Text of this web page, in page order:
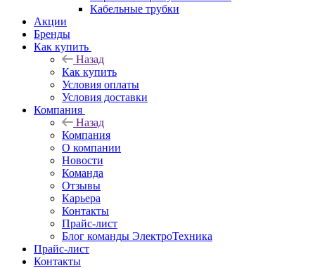
Кабельные трубки
Акции
Бренды
Как купить
Назад
Как купить
Условия оплаты
Условия доставки
Компания
Назад
Компания
О компании
Новости
Команда
Отзывы
Карьера
Контакты
Прайс-лист
Блог команды ЭлектроТехника
Прайс-лист
Контакты